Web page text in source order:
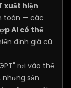
xuất hiện
toàn — các
AI có thể
định giá cũ
rơi vào thế
nhưng sản